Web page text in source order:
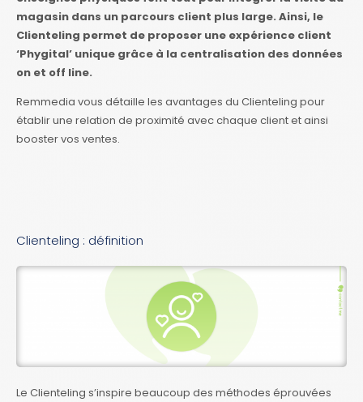
magasin dans un parcours client plus large. Ainsi, le
Clienteling permet de proposer une expérience client
‘Phygital’ unique grâce à la centralisation des données
on et off line.
Remmedia vous détaille les avantages du Clienteling pour
établir une relation de proximité avec chaque client et ainsi
booster vos ventes.
Clienteling : définition
Le Clienteling s’inspire beaucoup des méthodes éprouvées